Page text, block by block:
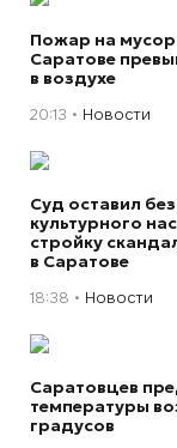
Пожар на
Саратове
в воздухе
20:13 Новости
Суд оставил
культурного
стройку
в Саратове
18:38 Новости
Саратовцев
температуры
градусов